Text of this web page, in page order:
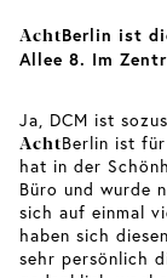
AchtBerlin ist
Allee 8. Im
Ja, DCM ist
AchtBerlin ist
hat in der
Büro und wurde
sich auf einmal
haben sich
sehr persönlich